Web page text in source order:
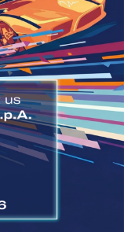
in test
Europa, il
di 40
Questi
del titolo di
, uno dei premi